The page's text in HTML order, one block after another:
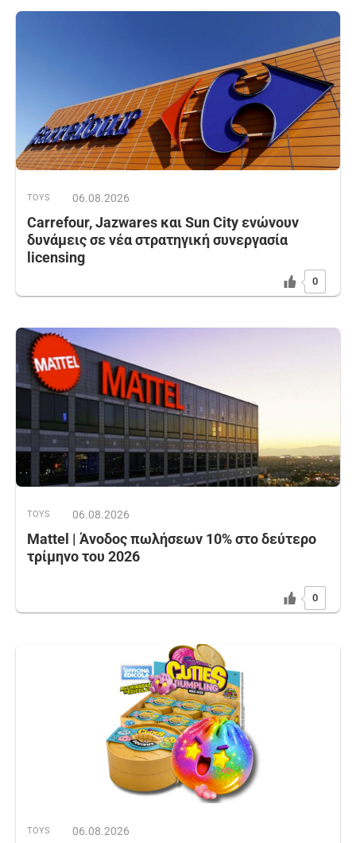
TOYS 06.08.2026
Carrefour, Jazwares και Sun City ενώνουν
δυνάμεις σε νέα στρατηγική συνεργασία
licensing
0
TOYS 06.08.2026
Mattel | Άνοδος πωλήσεων 10% στο δεύτερο
τρίμηνο του 2026
0
TOYS 06.08.2026